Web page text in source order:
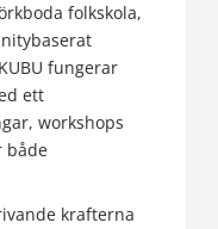
folkskola,
fungerar
ett
workshops
både
krafterna